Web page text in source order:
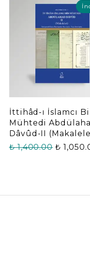
İttihâd-ı İslamcı
Mühtedi
Dâvûd-II
₺ 1,400.00 ₺